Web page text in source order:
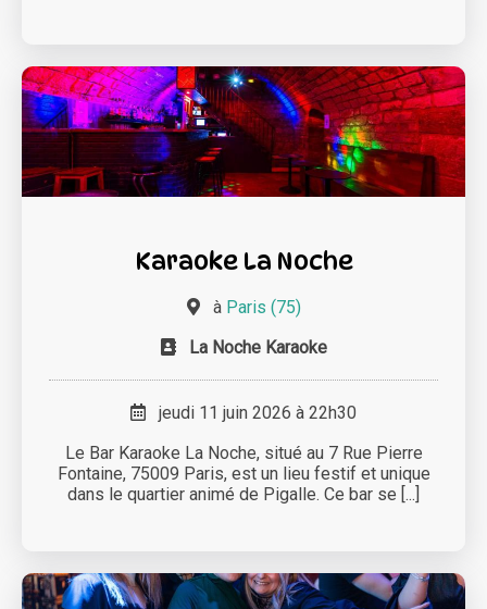
Karaoke La Noche
à Paris (75)
La Noche Karaoke
jeudi 11 juin 2026 à 22h30
Le Bar Karaoke La Noche, situé au 7 Rue Pierre
Fontaine, 75009 Paris, est un lieu festif et unique
dans le quartier animé de Pigalle. Ce bar se [...]